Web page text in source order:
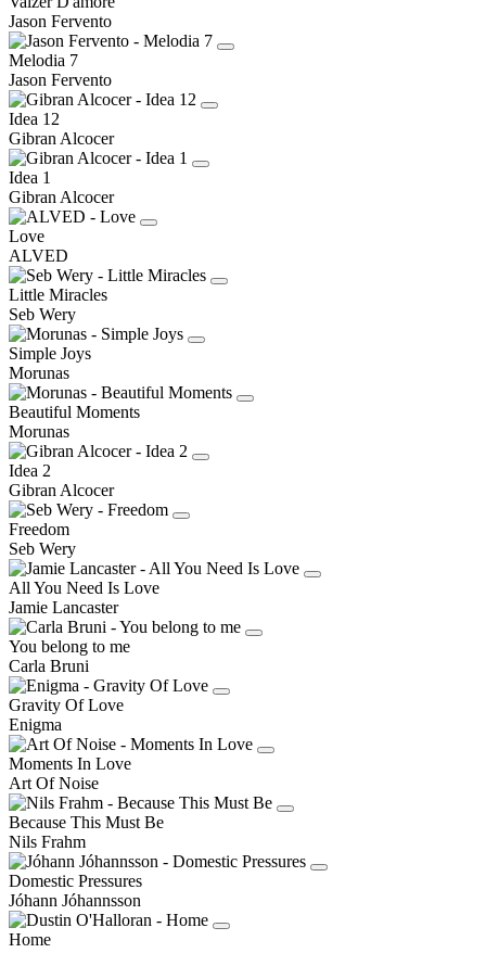
Jason Fervento
Melodia 7
Jason Fervento
Idea 12
Gibran Alcocer
Idea 1
Gibran Alcocer
Love
ALVED
Little Miracles
Seb Wery
Simple Joys
Morunas
Beautiful Moments
Morunas
Idea 2
Gibran Alcocer
Freedom
Seb Wery
All You Need Is Love
Jamie Lancaster
You belong to me
Carla Bruni
Gravity Of Love
Enigma
Moments In Love
Art Of Noise
Because This Must Be
Nils Frahm
Domestic Pressures
Jóhann Jóhannsson
Home